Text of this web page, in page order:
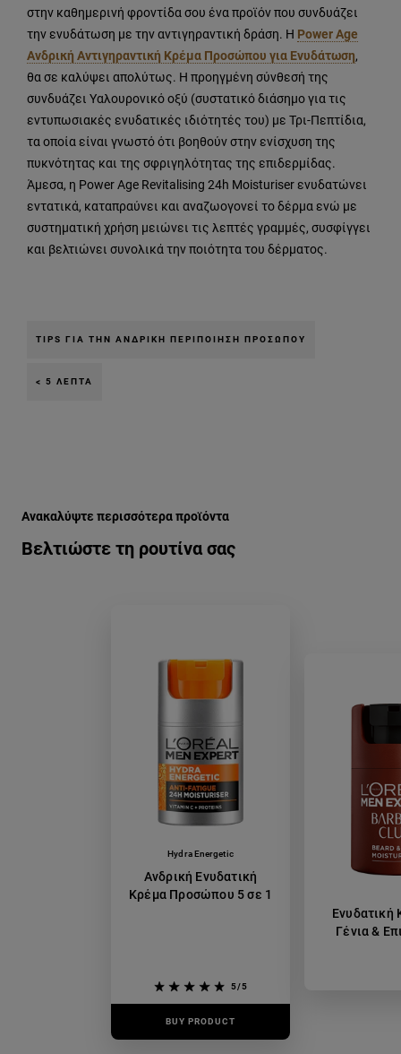
στην καθημερινή φροντίδα σου ένα προϊόν που συνδυάζει
την ενυδάτωση με την αντιγηραντική δράση. Η Power Age
Ανδρική Αντιγηραντική Κρέμα Προσώπου για Ενυδάτωση,
θα σε καλύψει απολύτως. Η προηγμένη σύνθεσή της
συνδυάζει Υαλουρονικό οξύ (συστατικό διάσημο για τις
εντυπωσιακές ενυδατικές ιδιότητές του) με Τρι-Πεπτίδια,
τα οποία είναι γνωστό ότι βοηθούν στην ενίσχυση της
πυκνότητας και της σφριγηλότητας της επιδερμίδας.
Άμεσα, η Power Age Revitalising 24h Moisturiser ενυδατώνει
εντατικά, καταπραύνει και αναζωογονεί το δέρμα ενώ με
συστηματική χρήση μειώνει τις λεπτές γραμμές, συσφίγγει
και βελτιώνει συνολικά την ποιότητα του δέρματος.
TIPS ΓΙΑ ΤΗΝ ΑΝΔΡΙΚΉ ΠΕΡΙΠΟΊΗΣΗ ΠΡΟΣΏΠΟΥ
< 5 ΛΕΠΤΆ
Βελτιώστε τη ρουτίνα σας
Ανακαλύψτε περισσότερα προϊόντα
Hydra Energetic
Ανδρική Ενυδατική
Κρέμα Προσώπου 5 σε 1
5/5
BUY PRODUCT
Ενυδατική
Γένια &